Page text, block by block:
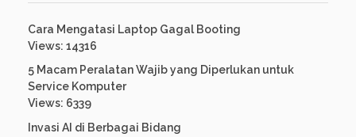
Cara Mengatasi Laptop Gagal Booting
Views: 14316
5 Macam Peralatan Wajib yang Diperlukan untuk
Service Komputer
Views: 6339
Invasi AI di Berbagai Bidang